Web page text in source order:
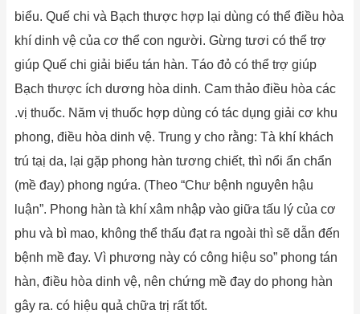
biểu. Quế chi và Bạch thược hợp lại dùng có thể điều hòa
khí dinh vệ của cơ thể con người. Gừng tươi có thể trợ
giúp Quế chi giải biểu tán hàn. Táo đỏ có thể trợ giúp
Bạch thược ích dương hòa dinh. Cam thảo điều hòa các
.vị thuốc. Năm vị thuốc hợp dùng có tác dụng giải cơ khu
phong, điều hòa dinh vệ. Trung y cho rằng: Tà khí khách
trú tạị da, lại gặp phong hàn tương chiết, thì nổi ẩn chẩn
(mề đay) phong ngứa. (Theo “Chư bệnh nguyên hậu
luận”. Phong hàn tà khí xâm nhập vào giữa tấu lý của cơ
phu và bì mao, không thể thấu đạt ra ngoài thì sẽ dẫn đến
bệnh mề đay. Vì phương này có công hiệu so” phong tán
hàn, điều hòa dinh vệ, nên chứng mề đay do phong hàn
gây ra. có hiệu quả chữa trị rất tốt.